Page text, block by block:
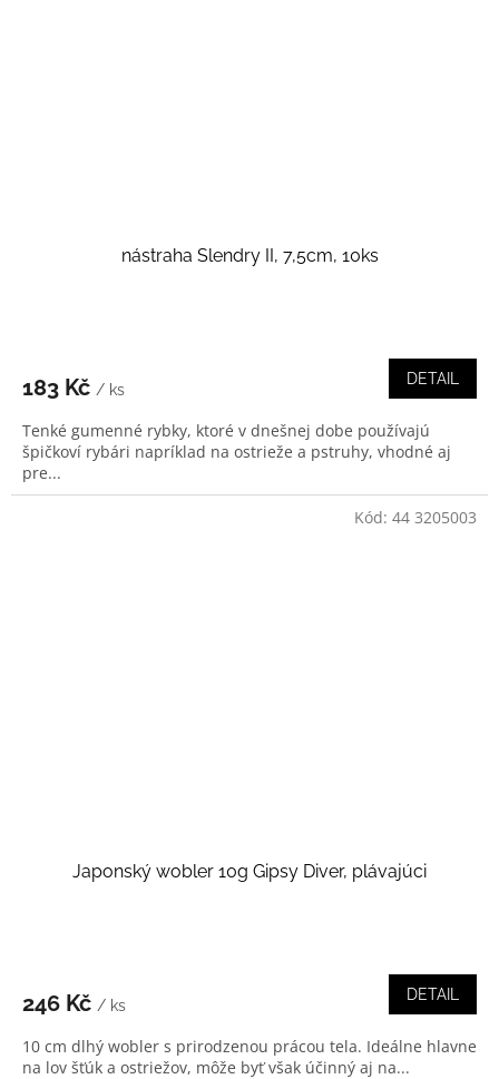
nástraha Slendry II, 7,5cm, 10ks
183 Kč / ks
DETAIL
Tenké gumenné rybky, ktoré v dnešnej dobe používajú
špičkoví rybári napríklad na ostrieže a pstruhy, vhodné aj
pre...
Japonský wobler 10g Gipsy Diver, plávajúci
246 Kč / ks
DETAIL
10 cm dlhý wobler s prirodzenou prácou tela. Ideálne hlavne
na lov šťúk a ostriežov, môže byť však účinný aj na...
Kód: 44 3205003